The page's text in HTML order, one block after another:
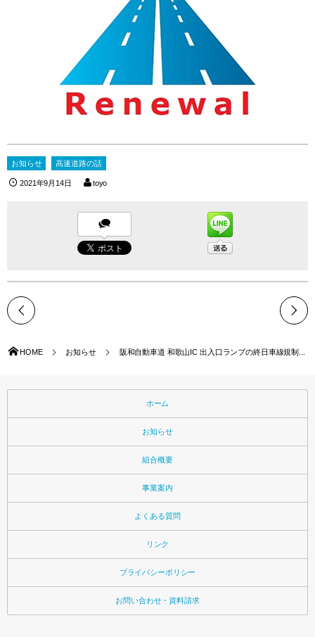
お知らせ 高速道路の話
2021年9月14日 toyo
HOME お知らせ 阪和自動車道 和歌山IC 出入口ランプの終日車線規制...
ホーム
お知らせ
組合概要
事業案内
よくある質問
リンク
プライバシーポリシー
お問い合わせ・資料請求